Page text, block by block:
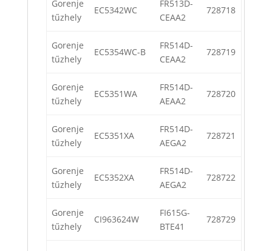
Gorenje
tűzhely
EC5342WC
FR513D-
CEAA2
728718
Gorenje
tűzhely
EC5354WC-B
FR514D-
CEAA2
728719
Gorenje
tűzhely
EC5351WA
FR514D-
AEAA2
728720
Gorenje
tűzhely
EC5351XA
FR514D-
AEGA2
728721
Gorenje
tűzhely
EC5352XA
FR514D-
AEGA2
728722
Gorenje
tűzhely
CI963624W
FI615G-
BTE41
728729